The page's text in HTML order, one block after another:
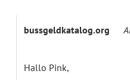
bussgeldkatalog.org
Hallo Pink,